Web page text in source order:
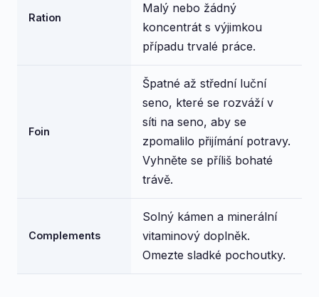
Ration
Malý nebo žádný
koncentrát s výjimkou
případu trvalé práce.
Foin
Špatné až střední luční
seno, které se rozváží v
síti na seno, aby se
zpomalilo přijímání potravy.
Vyhněte se příliš bohaté
trávě.
Complements
Solný kámen a minerální
vitaminový doplněk.
Omezte sladké pochoutky.